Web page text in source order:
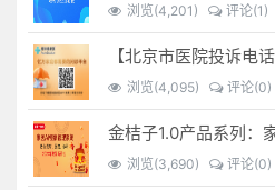
浏览(4,201) 评论(1)
浏览(4,095) 评论(0)
浏览(3,690) 评论(0)